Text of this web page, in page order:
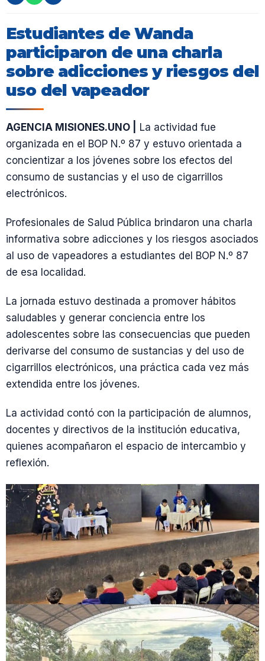
Estudiantes de Wanda
participaron de una charla
sobre adicciones y riesgos del
uso del vapeador
AGENCIA MISIONES.UNO |
La actividad fue
organizada en el BOP N.º 87 y estuvo orientada a
concientizar a los jóvenes sobre los efectos del
consumo de sustancias y el uso de cigarrillos
electrónicos.
Profesionales de Salud Pública brindaron una charla
informativa sobre adicciones y los riesgos asociados
al uso de vapeadores a estudiantes del BOP N.º 87
de esa localidad.
La jornada estuvo destinada a promover hábitos
saludables y generar conciencia entre los
adolescentes sobre las consecuencias que pueden
derivarse del consumo de sustancias y del uso de
cigarrillos electrónicos, una práctica cada vez más
extendida entre los jóvenes.
La actividad contó con la participación de alumnos,
docentes y directivos de la institución educativa,
quienes acompañaron el espacio de intercambio y
reflexión.